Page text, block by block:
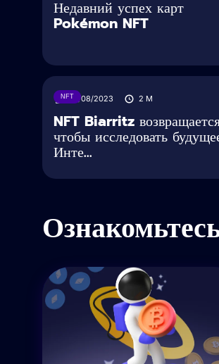
Недавний успех карт
Pokémon NFT
NFT10/08/2023 2 M
NFT Biarritz
чтобы исследовать
Инте...